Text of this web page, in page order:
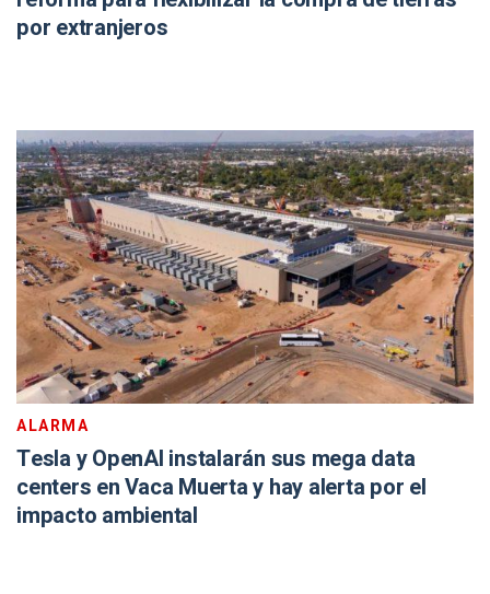
por extranjeros
ALARMA
Tesla y OpenAI instalarán sus mega data
centers en Vaca Muerta y hay alerta por el
impacto ambiental